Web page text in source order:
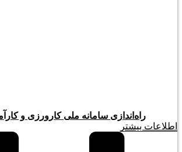
راه‌اندازی سامانه ملی کارورزی و
اطلاعات بیشتر